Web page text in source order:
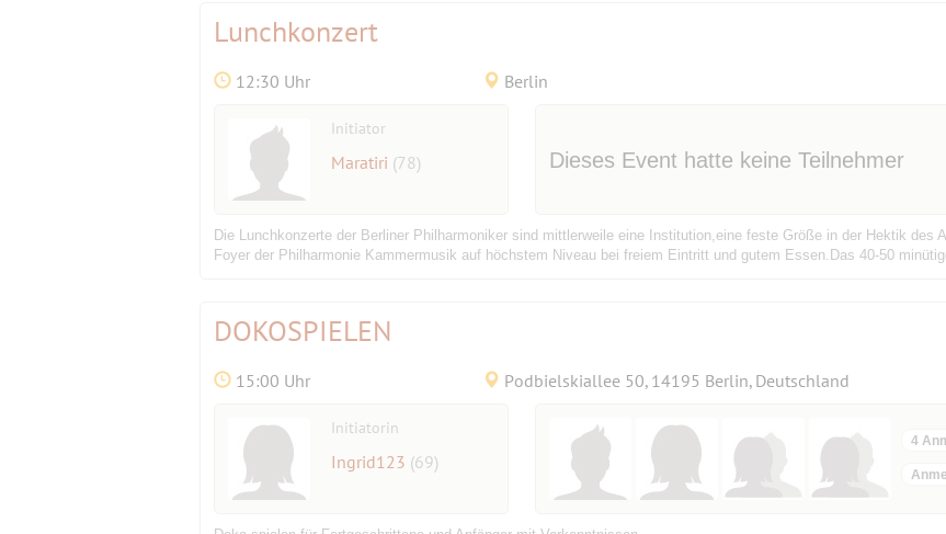
Lunchkonzert
12:30 Uhr Berlin
Initiator
Maratiri (78) Dieses Event hatte keine Teilnehmer
Die Lunchkonzerte der Berliner Philharmoniker sind mittlerweile eine Institution,eine feste Größe in der Hektik des
Foyer der Philharmonie Kammermusik auf höchstem Niveau bei freiem Eintritt und gutem Essen.Das 40-50
DOKOSPIELEN
15:00 Uhr Podbielskiallee 50, 14195 Berlin, Deutschland
Initiatorin
Ingrid123 (69)
4